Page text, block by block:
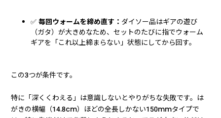
✅毎回ウォームを締め直す： ダイソー品はギアの遊び
（ガタ）が大きめなため、セットのたびに指でウォーム
ギアを「これ以上締まらない」状態にしてから回す。
この3つが条件です。
特に「深くくわえる」は意識しないとやりがちな失敗です。は
がきの横幅（14.8cm）ほどの全長しかない150mmタイプで